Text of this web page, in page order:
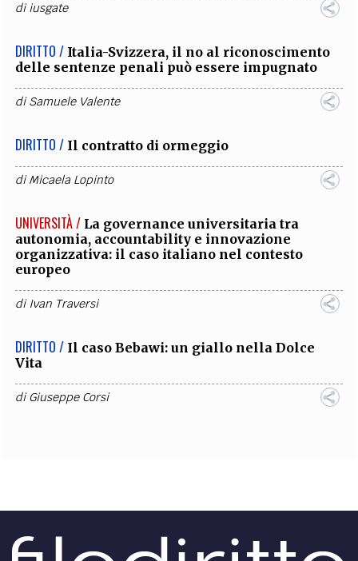
diiusgate
DIRITTO / Italia-Svizzera, il no al riconoscimento
delle sentenze penali può essere impugnato
diSamuele Valente
DIRITTO / Il contratto di ormeggio
diMicaela Lopinto
UNIVERSITÀ / La governance universitaria tra
autonomia, accountability e innovazione
organizzativa: il caso italiano nel contesto
europeo
di Ivan Traversi
DIRITTO / Il caso Bebawi: un giallo nella Dolce
Vita
diGiuseppe Corsi